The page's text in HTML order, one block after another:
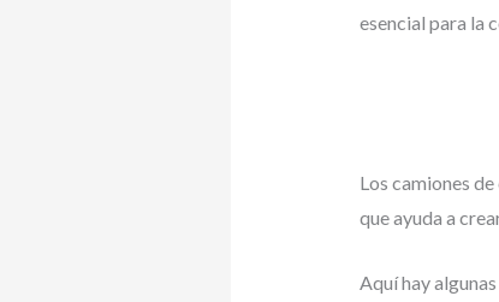
esencial para la
Los camiones
que ayuda a
Aquí hay